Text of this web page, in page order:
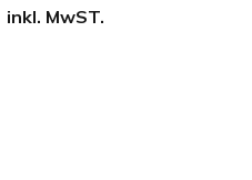
inkl. MwST.